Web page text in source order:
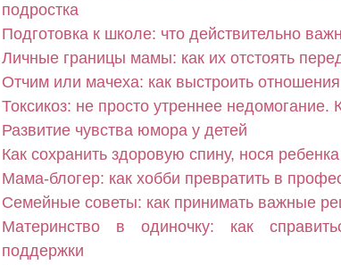
подростка
Подготовка к школе: что действительно
Личные границы мамы: как их отстоять
Отчим или мачеха: как выстроить отношения
Токсикоз: не просто утреннее недомогание.
Развитие чувства юмора у детей
Как сохранить здоровую спину, нося
Мама-блогер: как хобби превратить в
Семейные советы: как принимать важные
Материнство в одиночку: как
поддержки